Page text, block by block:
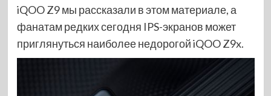
iQOO Z9 мы рассказали в этом материале, а
фанатам редких сегодня IPS-экранов может
приглянуться наиболее недорогой iQOO Z9x.